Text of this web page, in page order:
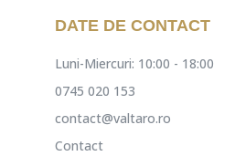
DATE DE CONTACT
Luni-Miercuri: 10:00 - 18:00
0745 020 153
contact@valtaro.ro
Contact